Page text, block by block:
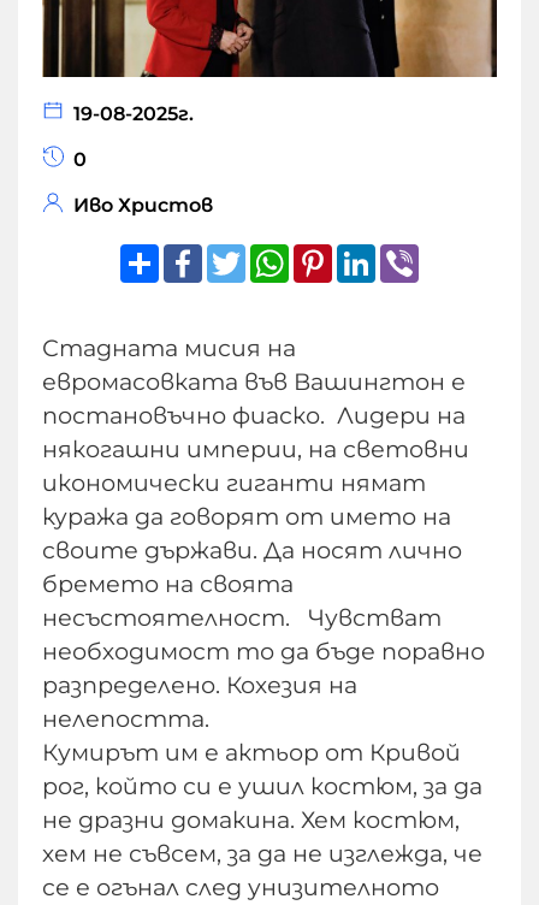
19-08-2025г.
0
Иво Христов
ShareFacebook
TwitterWhatsApp
Pinterest
LinkedIn
Стадната мисия на
евромасовката във Вашингтон е
постановъчно фиаско. Лидери на
някогашни империи, на световни
икономически гиганти нямат
куража да говорят от името на
своите държави. Да носят лично
бремето на своята
несъстоятелност. Чувстват
необходимост то да бъде поравно
разпределено. Кохезия на
нелепостта.
Кумирът им е актьор от Кривой
рог, който си е ушил костюм, за да
не дразни домакина. Хем костюм,
хем не съвсем, за да не изглежда, че
се е огънал след унизителното